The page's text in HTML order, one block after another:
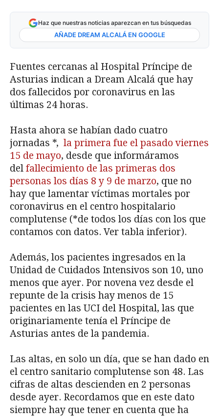
Haz que nuestras noticias aparezcan en tus búsquedas
AÑADE DREAM ALCALÁ EN GOOGLE
Fuentes cercanas al Hospital Príncipe de
Asturias indican a Dream Alcalá que hay
dos fallecidos por coronavirus en las
últimas 24 horas.
Hasta ahora se habían dado cuatro
jornadas *, la primera fue el pasado viernes
15 de mayo, desde que informáramos
del fallecimiento de las primeras dos
personas los días 8 y 9 de marzo, que no
hay que lamentar víctimas mortales por
coronavirus en el centro hospitalario
complutense (*de todos los días con los que
contamos con datos. Ver tabla inferior).
Además, los pacientes ingresados en la
Unidad de Cuidados Intensivos son 10, uno
menos que ayer. Por novena vez desde el
repunte de la crisis hay menos de 15
pacientes en las UCI del Hospital, las que
originariamente tenía el Príncipe de
Asturias antes de la pandemia.
Las altas, en solo un día, que se han dado en
el centro sanitario complutense son 48. Las
cifras de altas descienden en 2 personas
desde ayer. Recordamos que en este dato
siempre hay que tener en cuenta que ha